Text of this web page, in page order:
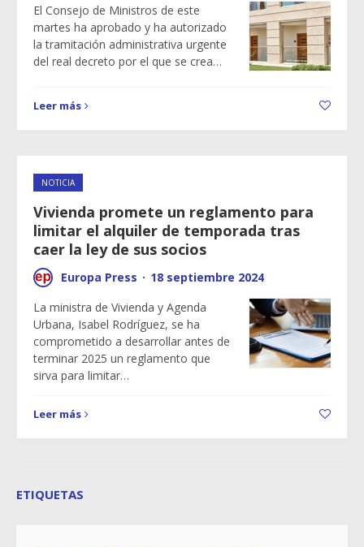
El Consejo de Ministros de este
martes ha aprobado y ha autorizado
la tramitación administrativa urgente
del real decreto por el que se crea…
Leer más
NOTICIA
Vivienda promete un reglamento para
limitar el alquiler de temporada tras
caer la ley de sus socios
Europa Press · 18 septiembre 2024
La ministra de Vivienda y Agenda
Urbana, Isabel Rodríguez, se ha
comprometido a desarrollar antes de
terminar 2025 un reglamento que
sirva para limitar…
Leer más
ETIQUETAS